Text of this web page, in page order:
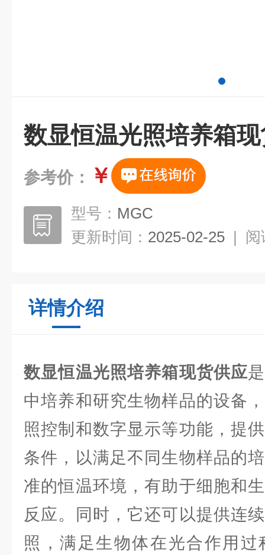
数显恒温光照培养箱
参考价： ￥
型号： MGC
更新时间： 2025-02-25 | 阅
详情介绍
数显恒温光照培养箱现货供应
中培养和研究生物样品的设备
照控制和数字显示等功能，提
条件，以满足不同生物样品的
准的恒温环境，有助于细胞和
反应。同时，它还可以提供连
照，满足生物体在光合作用